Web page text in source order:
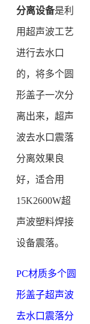
分离设备是利
用超声波工艺
进行去水口
的，将多个圆
形盖子一次分
离出来，超声
波去水口震落
分离效果良
好，适合用
15K2600W超
声波塑料焊接
设备震落。
PC材质多个圆
形盖子超声波
去水口震落分